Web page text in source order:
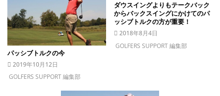
パッシブトルクの今
2019年10月12日
GOLFERS SUPPORT 編集部
ダウスイングよりもテークバック
からバックスイングにかけてのパ
ッシブトルクの方が重要！
2018年8月4日
GOLFERS SUPPORT 編集部